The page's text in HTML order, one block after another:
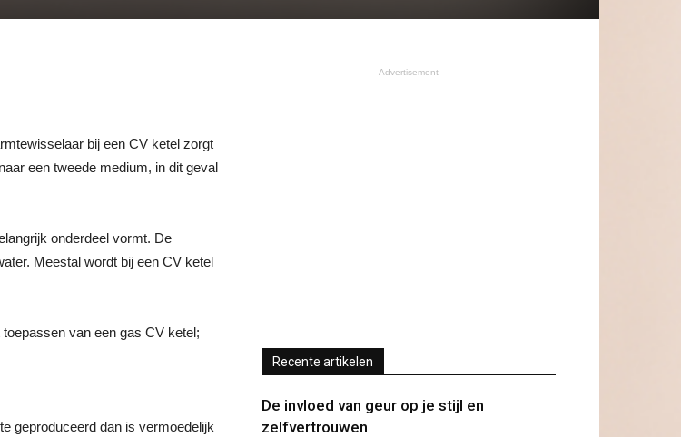
bij een CV ketel zorgt
een tweede medium, in dit geval
onderdeel vormt. De
Meestal wordt bij een CV ketel
van een gas CV ketel;
geproduceerd dan is vermoedelijk
- Advertisement -
Recente artikelen
De invloed van geur op je stijl en
zelfvertrouwen